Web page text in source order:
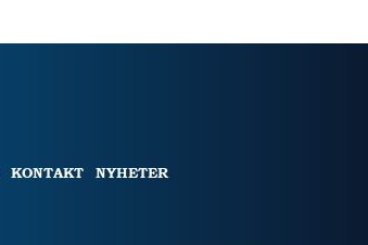
KONTAKT NYHETER